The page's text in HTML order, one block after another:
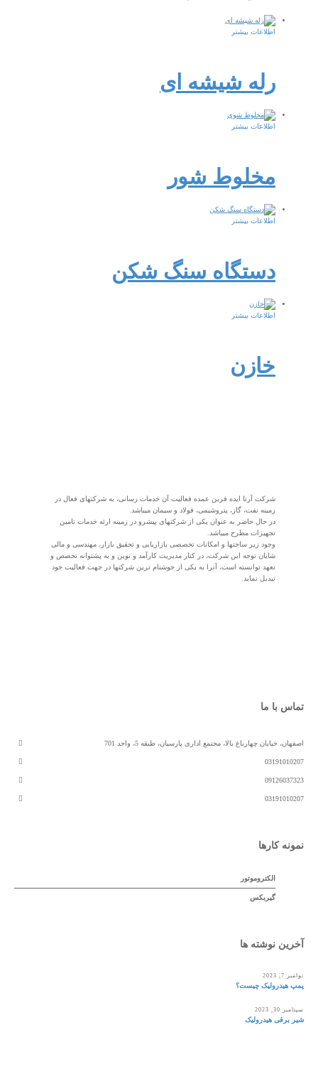
اطلاعات بیشتر
رله شیشه ای
اطلاعات بیشتر
مخلوط شور
اطلاعات بیشتر
دستگاه سنگ شکن
اطلاعات بیشتر
خازن
شرکت آرتا ایده فرین عمده فعالیت آن خدمات رسانی، به شرکتهای فعال در
زمینه نفت، گاز، پتروشیمی، فولاد و سیمان میباشد.
در حال حاضر به عنوان یکی از شرکتهای پیشرو در زمینه ارئه خدمات تامین
تجهیزات مطرح میباشد.
وجود زیر ساختها و امکانات تخصصی بازاریابی و تحقیق بازار، مهندسی و مالی
شایان توجه این شرکت، در کنار مدیریت کارآمد و نوین و به پشتوانه تخصص و
تعهد توانسته است، آنرا به یکی از خوشنام ترین شرکتها در جهت فعالیت خود
تبدیل نماید.
تماس با ما
اصفهان، خیابان چهارباغ بالا، مجتمع اداری پارسیان، طبقه 5، واحد 701
03191010207
09126037323
03191010207
نمونه کارها
الکتروموتور
گیربکس
آخرین نوشته ها
نوامبر 7, 2023
پمپ هیدرولیک چیست؟
سپتامبر 30, 2023
شیر برقی هیدرولیک